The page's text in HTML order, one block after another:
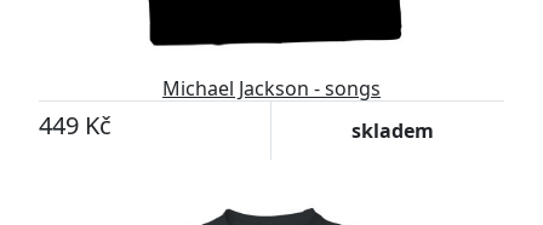
Michael Jackson - songs
449 Kč skladem